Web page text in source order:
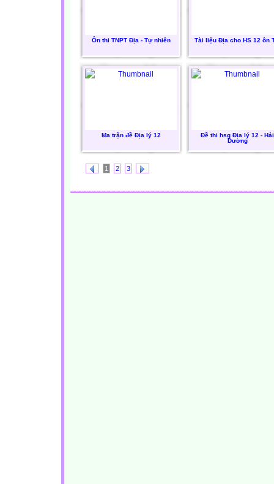
Ôn thi TNPT Địa - Tự nhiên Tài liệu Địa cho HS 12 ôn
Ma trận đề Địa lý 12
Đề thi hsg Địa lý 12 - Hải
Dương
1 2 3